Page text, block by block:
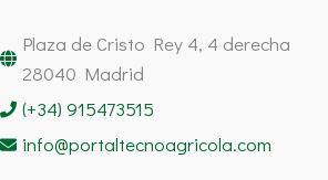
Plaza de Cristo Rey 4, 4 derecha
28040 Madrid
(+34) 915473515
info@portaltecnoagricola.com